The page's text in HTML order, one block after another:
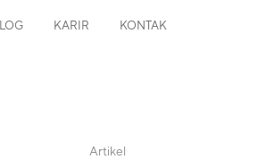
KARIR KONTAK
Artikel